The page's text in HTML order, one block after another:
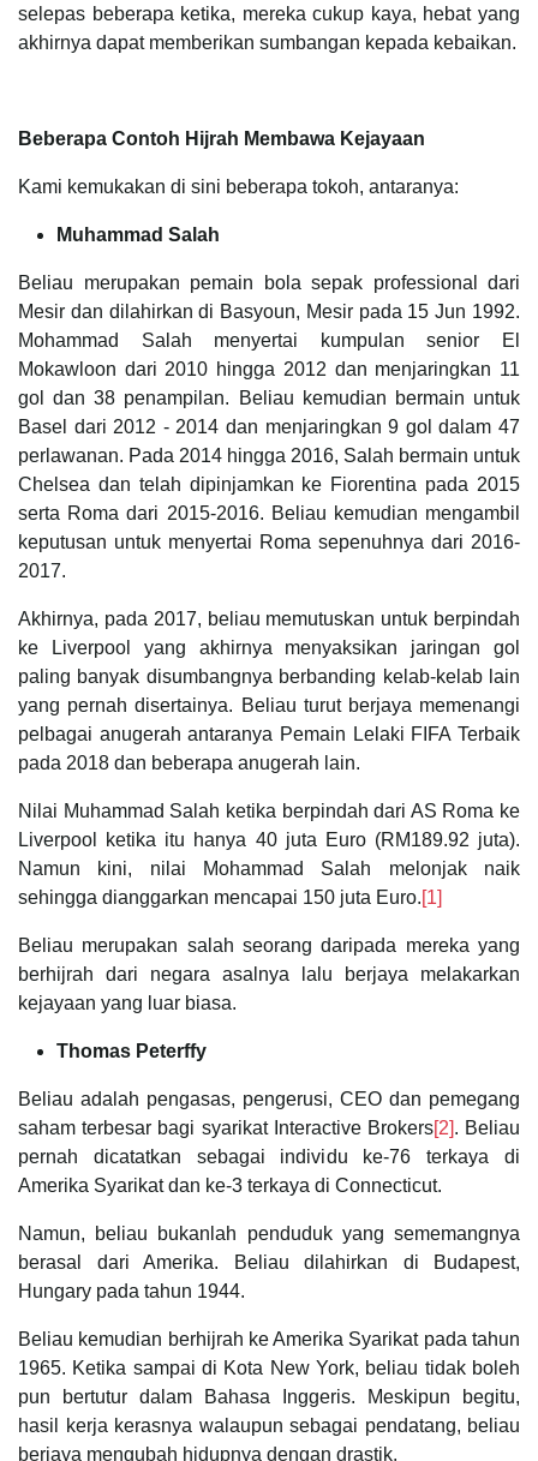
selepas beberapa ketika, mereka cukup kaya, hebat yang
akhirnya dapat memberikan sumbangan kepada kebaikan.
Beberapa Contoh Hijrah Membawa Kejayaan
Kami kemukakan di sini beberapa tokoh, antaranya:
Muhammad Salah
Beliau merupakan pemain bola sepak professional dari
Mesir dan dilahirkan di Basyoun, Mesir pada 15 Jun 1992.
Mohammad Salah menyertai kumpulan senior El
Mokawloon dari 2010 hingga 2012 dan menjaringkan 11
gol dan 38 penampilan. Beliau kemudian bermain untuk
Basel dari 2012 - 2014 dan menjaringkan 9 gol dalam 47
perlawanan. Pada 2014 hingga 2016, Salah bermain untuk
Chelsea dan telah dipinjamkan ke Fiorentina pada 2015
serta Roma dari 2015-2016. Beliau kemudian mengambil
keputusan untuk menyertai Roma sepenuhnya dari 2016-
2017.
Akhirnya, pada 2017, beliau memutuskan untuk berpindah
ke Liverpool yang akhirnya menyaksikan jaringan gol
paling banyak disumbangnya berbanding kelab-kelab lain
yang pernah disertainya. Beliau turut berjaya memenangi
pelbagai anugerah antaranya Pemain Lelaki FIFA Terbaik
pada 2018 dan beberapa anugerah lain.
Nilai Muhammad Salah ketika berpindah dari AS Roma ke
Liverpool ketika itu hanya 40 juta Euro (RM189.92 juta).
Namun kini, nilai Mohammad Salah melonjak naik
sehingga dianggarkan mencapai 150 juta Euro.[1]
Beliau merupakan salah seorang daripada mereka yang
berhijrah dari negara asalnya lalu berjaya melakarkan
kejayaan yang luar biasa.
Thomas Peterffy
Beliau adalah pengasas, pengerusi, CEO dan pemegang
saham terbesar bagi syarikat Interactive Brokers[2]. Beliau
pernah dicatatkan sebagai individu ke-76 terkaya di
Amerika Syarikat dan ke-3 terkaya di Connecticut.
Namun, beliau bukanlah penduduk yang sememangnya
berasal dari Amerika. Beliau dilahirkan di Budapest,
Hungary pada tahun 1944.
Beliau kemudian berhijrah ke Amerika Syarikat pada tahun
1965. Ketika sampai di Kota New York, beliau tidak boleh
pun bertutur dalam Bahasa Inggeris. Meskipun begitu,
hasil kerja kerasnya walaupun sebagai pendatang, beliau
berjaya mengubah hidupnya dengan drastik.